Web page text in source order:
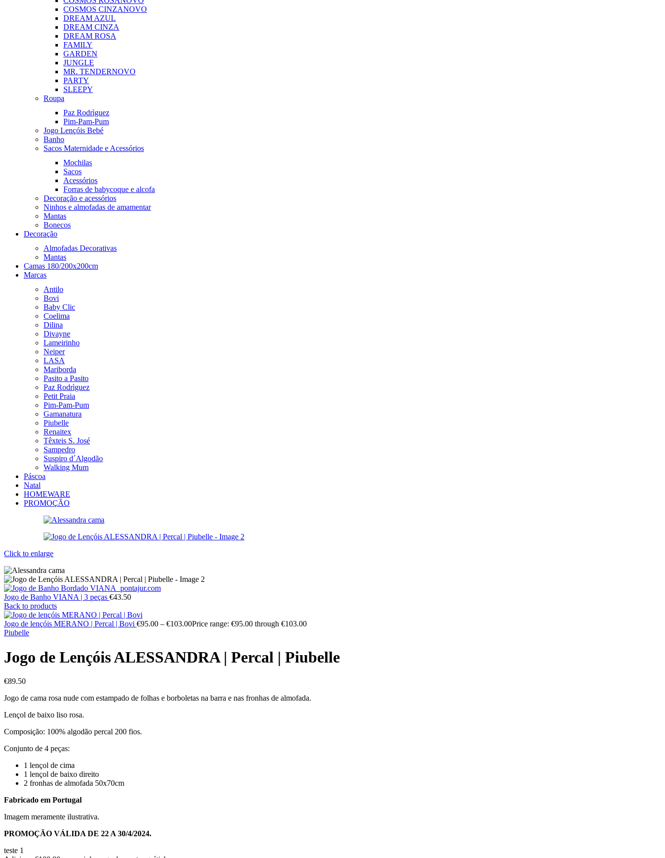
COSMOS CINZANOVO
DREAM AZUL
DREAM CINZA
DREAM ROSA
FAMILY
GARDEN
JUNGLE
MR. TENDERNOVO
PARTY
SLEEPY
Roupa
Paz Rodrìguez
Pim-Pam-Pum
Jogo Lençóis Bebé
Banho
Sacos Maternidade e Acessórios
Mochilas
Sacos
Acessórios
Forras de babycoque e alcofa
Decoração e acessórios
Ninhos e almofadas de amamentar
Mantas
Bonecos
Decoração
Almofadas Decorativas
Mantas
Camas 180/200x200cm
Marcas
Antilo
Bovi
Baby Clic
Coelima
Dilina
Divayne
Lameirinho
Neiper
LASA
Mariborda
Pasito a Pasito
Paz Rodrìguez
Petit Praia
Pim-Pam-Pum
Gamanatura
Piubelle
Renaitex
Têxteis S. José
Sampedro
Suspiro d´Algodão
Walking Mum
Páscoa
Natal
HOMEWARE
PROMOÇÃO
Click to enlarge
Jogo de Banho VIANA | 3 peças €43.50
Back to products
Jogo de lençóis MERANO | Percal | Bovi €95.00 – €103.00Price range: €95.00 through €103.00
Piubelle
Jogo de Lençóis ALESSANDRA | Percal | Piubelle
€89.50
Jogo de cama rosa nude com estampado de folhas e borboletas na barra e nas fronhas de almofada.
Lençol de baixo liso rosa.
Composição: 100% algodão percal 200 fios.
Conjunto de 4 peças:
1 lençol de cima
1 lençol de baixo direito
2 fronhas de almofada 50x70cm
Fabricado em Portugal
Imagem meramente ilustrativa.
PROMOÇÃO VÁLIDA DE 22 A 30/4/2024.
teste 1